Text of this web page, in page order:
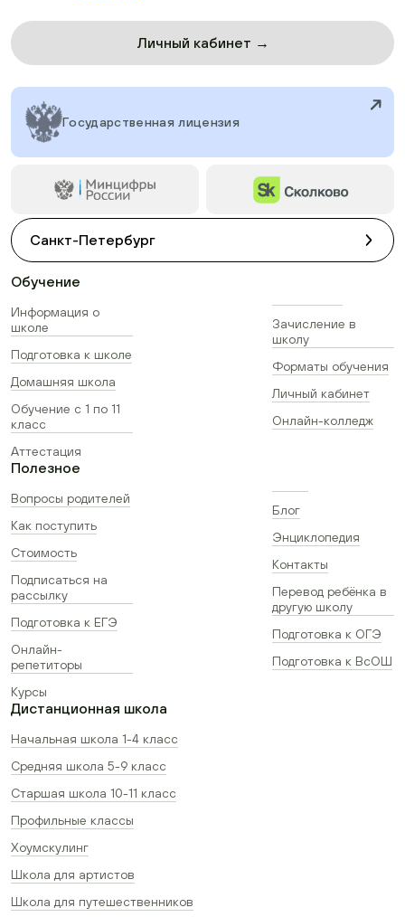
Личный кабинет →
Государственная лицензия
Санкт-Петербург
Обучение
Информация о
школе
Подготовка к школе
Домашняя школа
Обучение с 1 по 11
класс
Аттестация
Зачисление в
школу
Форматы обучения
Личный кабинет
Онлайн-колледж
Полезное
Вопросы родителей
Как поступить
Стоимость
Подписаться на
рассылку
Подготовка к ЕГЭ
Онлайн-
репетиторы
Курсы
Блог
Энциклопедия
Контакты
Перевод ребёнка в
другую школу
Подготовка к ОГЭ
Подготовка к ВсОШ
Дистанционная школа
Начальная школа 1-4 класс
Средняя школа 5-9 класс
Старшая школа 10-11 класс
Профильные классы
Хоумскулинг
Школа для артистов
Школа для путешественников